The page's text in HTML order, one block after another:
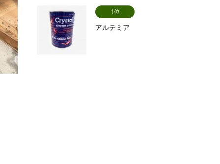
1位
アルテミア